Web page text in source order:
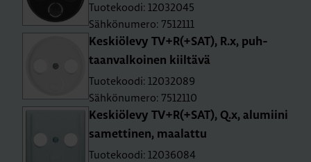
Tuotekoodi: 12032045
Sähkönumero: 7512111
Kes­kiö­le­vy TV+R(+SAT), R.x, puh­
taan­val­koi­nen kiil­tä­vä
Tuotekoodi: 12032089
Sähkönumero: 7512110
Kes­kiö­le­vy TV+R(+SAT), Q.x, alu­mii­ni
sa­met­ti­nen, maa­lat­tu
Tuotekoodi: 12036084